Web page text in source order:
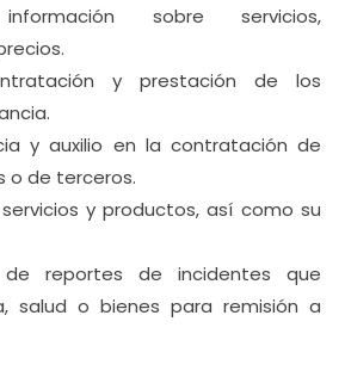
información sobre servicios,
y prestación de los
y auxilio en la contratación de
o de terceros.
y productos, así como su
de reportes de incidentes que
salud o bienes para remisión a